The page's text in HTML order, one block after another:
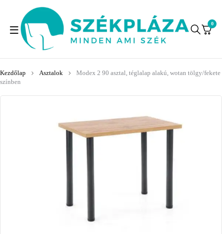
0
Kezdőlap Asztalok
Modex 2 90 asztal, téglalap alakú, wotan tölgy/fekete
színben